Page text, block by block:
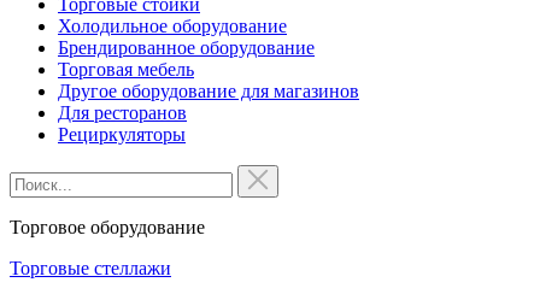
Торговые стойки
Холодильное оборудование
Брендированное оборудование
Торговая мебель
Другое оборудование для магазинов
Для ресторанов
Рециркуляторы
Торговое оборудование
Торговые стеллажи